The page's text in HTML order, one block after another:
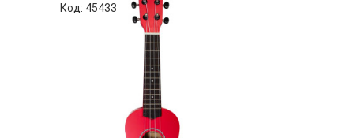
Код: 45433